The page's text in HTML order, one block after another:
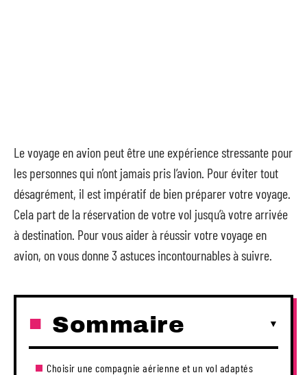
Le voyage en avion peut être une expérience stressante pour
les personnes qui n’ont jamais pris l’avion. Pour éviter tout
désagrément, il est impératif de bien préparer votre voyage.
Cela part de la réservation de votre vol jusqu’à votre arrivée
à destination. Pour vous aider à réussir votre voyage en
avion, on vous donne 3 astuces incontournables à suivre.
Sommaire
Choisir une compagnie aérienne et un vol adaptés